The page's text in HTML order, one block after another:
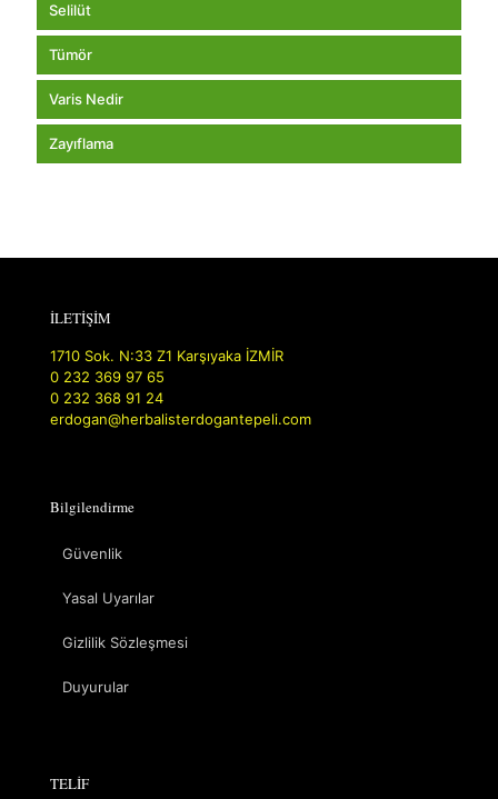
Selilüt
Tümör
Varis Nedir
Zayıflama
İLETİŞİM
1710 Sok. N:33 Z1 Karşıyaka İZMİR
0 232 369 97 65
0 232 368 91 24
erdogan@herbalisterdogantepeli.com
Bilgilendirme
Güvenlik
Yasal Uyarılar
Gizlilik Sözleşmesi
Duyurular
TELİF